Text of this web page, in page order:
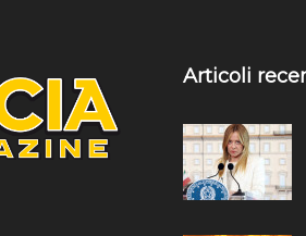
Articoli